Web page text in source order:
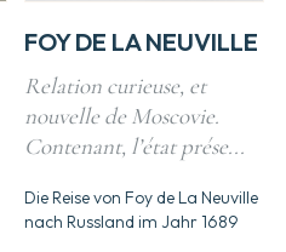
FOY DE LA NEUVILLE
Relation curieuse, et
nouvelle de Moscovie.
Contenant, l’état prése...
Die Reise von Foy de La Neuville
nach Russland im Jahr 1689